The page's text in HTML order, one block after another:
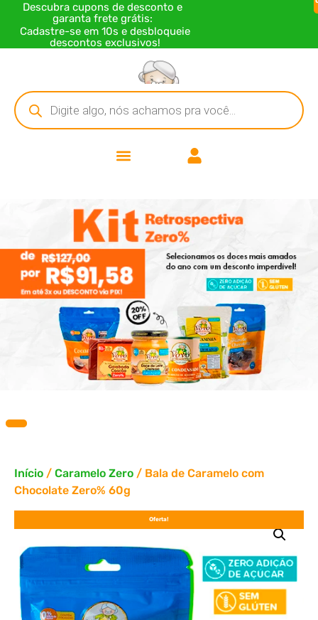
Descubra cupons de desconto e
garanta frete grátis:
Cadastre-se em 10s e desbloqueie
descontos exclusivos!
Início / Caramelo Zero / Bala de Caramelo com
Chocolate Zero% 60g
Oferta!